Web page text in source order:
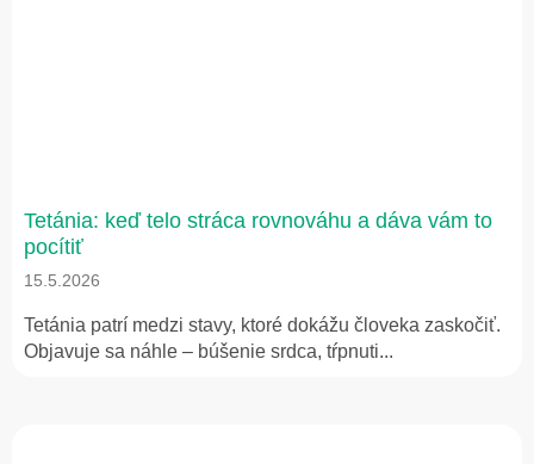
Tetánia: keď telo stráca rovnováhu a dáva vám to
pocítiť
15.5.2026
Tetánia patrí medzi stavy, ktoré dokážu človeka zaskočiť.
Objavuje sa náhle – búšenie srdca, tŕpnuti...